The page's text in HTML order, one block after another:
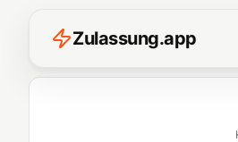
Zulassung.app